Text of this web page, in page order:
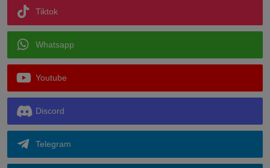
Tiktok
Whatsapp
Youtube
Discord
Telegram